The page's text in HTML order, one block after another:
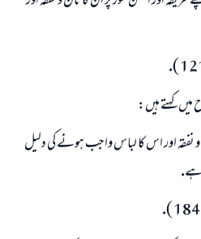
ميں كہتے ہيں:
نفقہ اور اس كا لباس واجب ہونے كى دليل
ہے.
کرنے کے لیے ہماری مدد کریں